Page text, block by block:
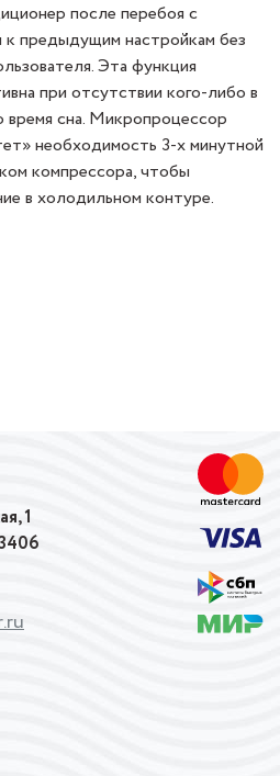
после перебоя с
к предыдущим настройкам без
Эта функция
при отсутствии кого-либо в
время сна. Микропроцессор
необходимость 3-х минутной
компрессора, чтобы
в холодильном контуре.
1